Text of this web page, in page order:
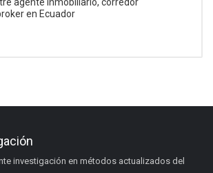
en Ecuador
investigación en métodos actualizados del